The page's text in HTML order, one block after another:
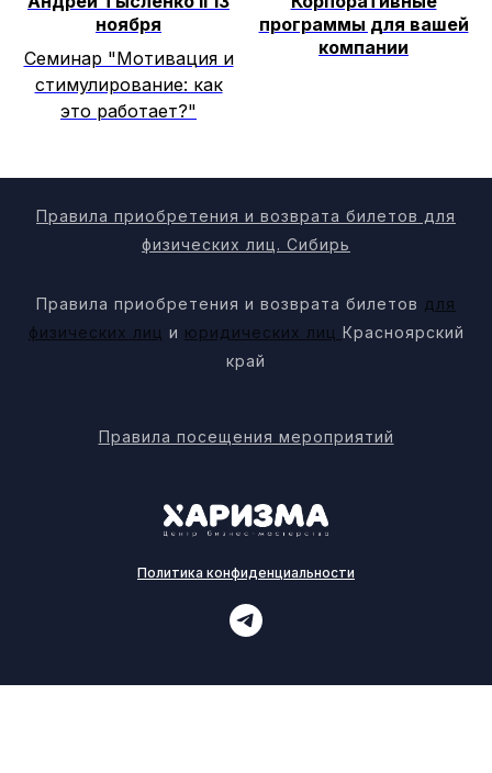
ноября
Семинар "Мотивация и
стимулирование: как
это работает?"
программы для вашей
компании
Правила приобретения и возврата билетов для
физических лиц. Сибирь
Правила приобретения и возврата билетов для
физических лиц и юридических лиц Красноярский
край
Правила посещения мероприятий
Политика конфиденциальности